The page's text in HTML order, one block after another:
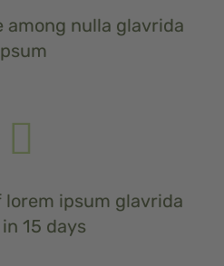
among nulla glavrida
lorem ipsum glavrida
15 days